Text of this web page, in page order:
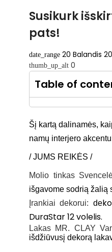
Susikurk
pats!
date_range 20 Balandis
thumb_up_alt 0
Table of
Šį kartą dalinamės,
namų interjero
/ JUMS REIKĖS /
Molio tinkas
išgavome sodrią žalią
Įrankiai dekorui: de
DuraStar 12 volelis.
Lakas MR. CLAY
išdžiūvusį dekorą